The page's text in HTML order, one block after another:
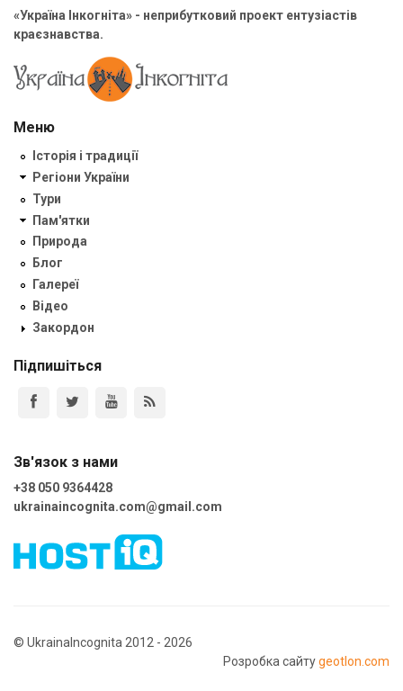
«Україна Інкогніта» - неприбутковий проект ентузіастів
краєзнавства.
Меню
Історія і традиції
Регіони України
Тури
Пам'ятки
Природа
Блог
Галереї
Відео
Закордон
Підпишіться
Зв'язок з нами
+38 050 9364428
ukrainaincognita.com@gmail.com
© UkrainaIncognita 2012 - 2026
Розробка сайтуgeotlon.com